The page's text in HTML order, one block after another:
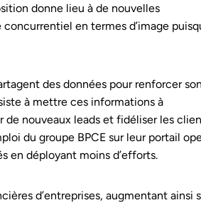
donne lieu à de nouvelles
en termes d’image
des données pour renforcer
à mettre ces informations à
nouveaux leads et fidéliser les
du groupe BPCE sur leur portail
en déployant moins d’efforts.
d’entreprises, augmentant ainsi